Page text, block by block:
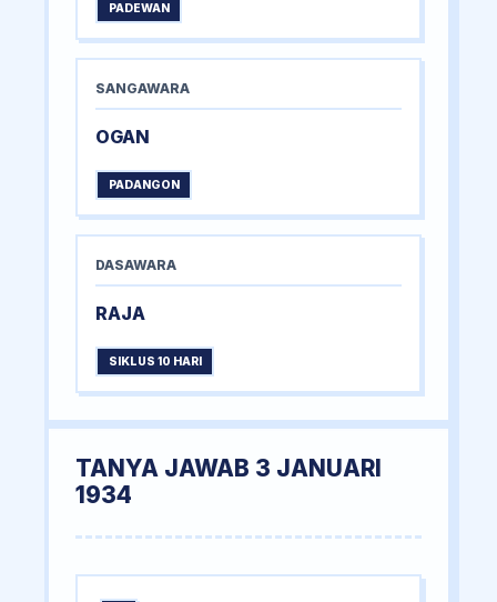
PADEWAN
SANGAWARA
OGAN
PADANGON
DASAWARA
RAJA
SIKLUS 10 HARI
TANYA JAWAB 3 JANUARI
1934